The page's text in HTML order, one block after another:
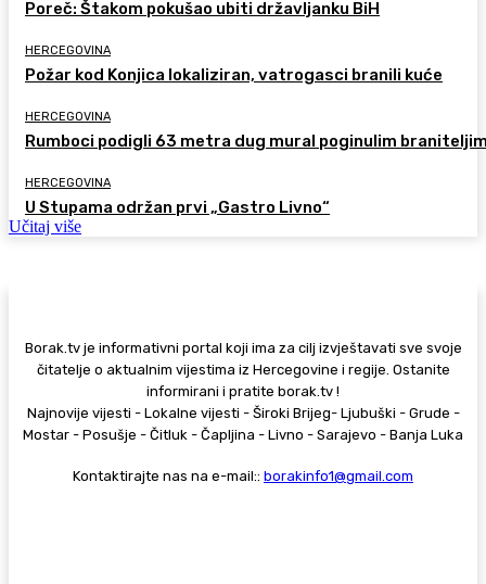
Poreč: Štakom pokušao ubiti državljanku BiH
HERCEGOVINA
Požar kod Konjica lokaliziran, vatrogasci branili kuće
HERCEGOVINA
Rumboci podigli 63 metra dug mural poginulim
HERCEGOVINA
U Stupama održan prvi „Gastro Livno“
Učitaj više
Borak.tv je informativni portal koji ima za cilj izvještavati sve svoje
čitatelje o aktualnim vijestima iz Hercegovine i regije. Ostanite
informirani i pratite borak.tv !
Najnovije vijesti - Lokalne vijesti - Široki Brijeg- Ljubuški - Grude -
Mostar - Posušje - Čitluk - Čapljina - Livno - Sarajevo - Banja Luka
Kontaktirajte nas na e-mail:: borakinfo1@gmail.com